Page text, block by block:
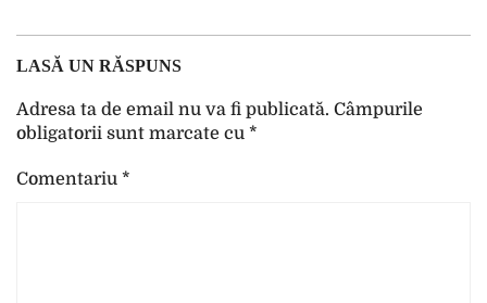
LASĂ UN RĂSPUNS
Adresa ta de email nu va fi publicată. Câmpurile
obligatorii sunt marcate cu *
Comentariu *